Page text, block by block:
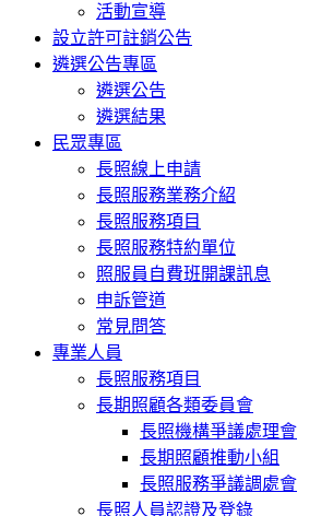
活動宣導
設立許可註銷公告
遴選公告專區
遴選公告
遴選結果
民眾專區
長照線上申請
長照服務業務介紹
長照服務項目
長照服務特約單位
照服員自費班開課訊息
申訴管道
常見問答
專業人員
長照服務項目
長期照顧各類委員會
長照機構爭議處理會
長期照顧推動小組
長照服務爭議調處會
長照人員認證及登錄